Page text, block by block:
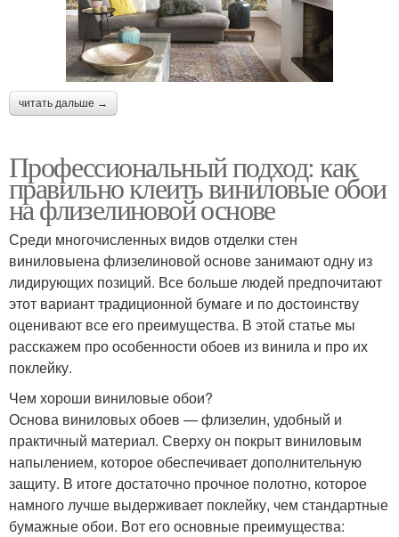
читать дальше →
Профессиональный подход: как
правильно клеить виниловые обои
на флизелиновой основе
Среди многочисленных видов отделки стен
виниловыена флизелиновой основе занимают одну из
лидирующих позиций. Все больше людей предпочитают
этот вариант традиционной бумаге и по достоинству
оценивают все его преимущества. В этой статье мы
расскажем про особенности обоев из винила и про их
поклейку.
Чем хороши виниловые обои?
Основа виниловых обоев — флизелин, удобный и
практичный материал. Сверху он покрыт виниловым
напылением, которое обеспечивает дополнительную
защиту. В итоге достаточно прочное полотно, которое
намного лучше выдерживает поклейку, чем стандартные
бумажные обои. Вот его основные преимущества: